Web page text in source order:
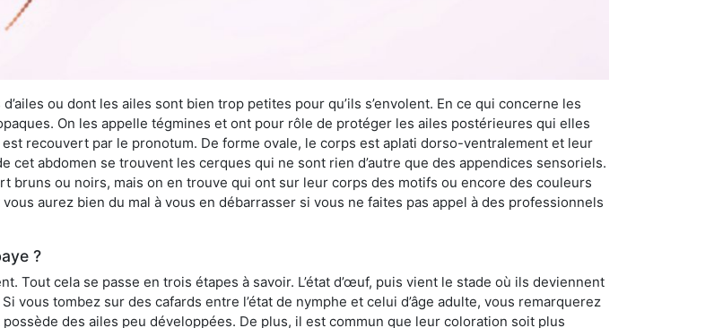
ou dont les ailes sont bien trop petites pour qu’ils s’envolent. En ce qui concerne les
On les appelle tégmines et ont pour rôle de protéger les ailes postérieures qui elles
recouvert par le pronotum. De forme ovale, le corps est aplati dorso-ventralement et leur
cet abdomen se trouvent les cerques qui ne sont rien d’autre que des appendices sensoriels.
bruns ou noirs, mais on en trouve qui ont sur leur corps des motifs ou encore des couleurs
aurez bien du mal à vous en débarrasser si vous ne faites pas appel à des professionnels
?
Tout cela se passe en trois étapes à savoir. L’état d’œuf, puis vient le stade où ils deviennent
vous tombez sur des cafards entre l’état de nymphe et celui d’âge adulte, vous remarquerez
des ailes peu développées. De plus, il est commun que leur coloration soit plus